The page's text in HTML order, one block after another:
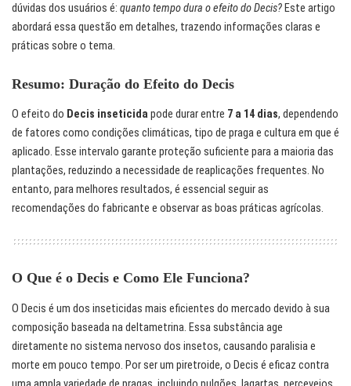
dúvidas dos usuários é: quanto tempo dura o efeito do Decis? Este artigo
abordará essa questão em detalhes, trazendo informações claras e
práticas sobre o tema.
Resumo: Duração do Efeito do Decis
O efeito do Decis inseticidapode durar entre 7 a 14 dias, dependendo
de fatores como condições climáticas, tipo de praga e cultura em que é
aplicado. Esse intervalo garante proteção suficiente para a maioria das
plantações, reduzindo a necessidade de reaplicações frequentes. No
entanto, para melhores resultados, é essencial seguir as
recomendações do fabricante e observar as boas práticas agrícolas.
O Que é o Decis e Como Ele Funciona?
O Decis é um dos inseticidas mais eficientes do mercado devido à sua
composição baseada na deltametrina. Essa substância age
diretamente no sistema nervoso dos insetos, causando paralisia e
morte em pouco tempo. Por ser um piretroide, o Decis é eficaz contra